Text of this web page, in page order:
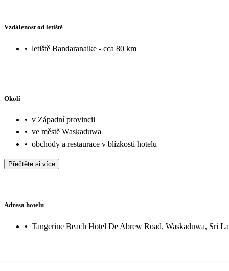
Vzdálenost od letiště
• letiště Bandaranaike - cca 80 km
Okolí
• v Západní provincii
• ve městě Waskaduwa
• obchody a restaurace v blízkosti hotelu
Přečtěte si více
Adresa hotelu
• Tangerine Beach Hotel De Abrew Road, Waskaduwa, Sri